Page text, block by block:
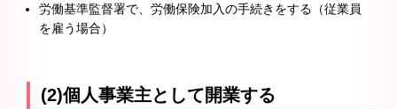
労働基準監督署で、労働保険加入の手続きをする（従業員
を雇う場合）
(2)個人事業主として開業する